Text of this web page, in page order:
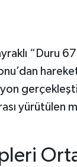
“Duru
yürütülen